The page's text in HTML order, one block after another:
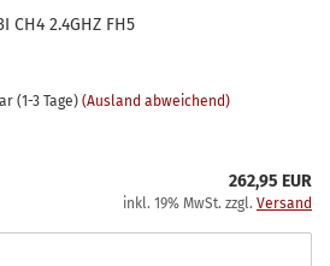
CH4 2.4GHZ FH5
(1-3 Tage) (Ausland abweichend)
262,95 EUR
inkl. 19% MwSt. zzgl. Versand